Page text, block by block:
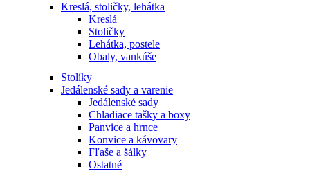
Kreslá, stoličky, lehátka
Kreslá
Stoličky
Lehátka, postele
Obaly, vankúše
Stolíky
Jedálenské sady a varenie
Jedálenské sady
Chladiace tašky a boxy
Panvice a hrnce
Konvice a kávovary
Fľaše a šálky
Ostatné